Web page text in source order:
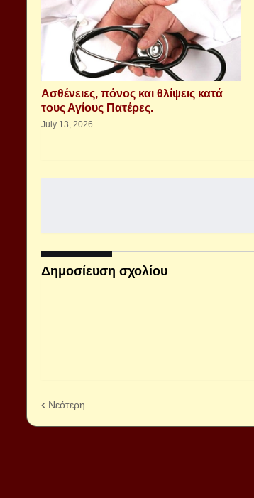
Aσθένειες, πόνος και θλίψεις κατά
τους Αγίους Πατέρες.
July 13, 2026
Δημοσίευση σχολίου
Νεότερη